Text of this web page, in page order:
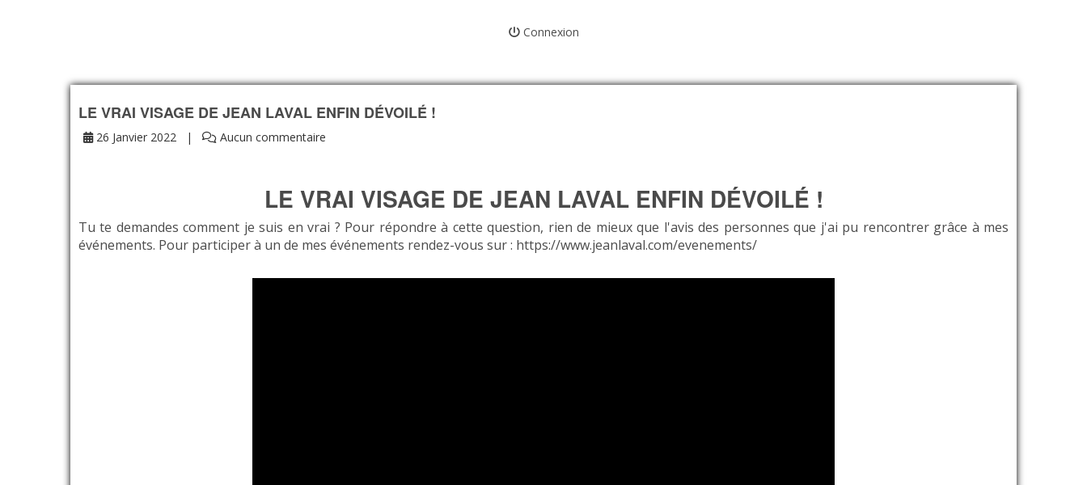
Connexion
LE VRAI VISAGE DE JEAN LAVAL ENFIN DÉVOILÉ !
26 Janvier 2022 Aucun commentaire
LE VRAI VISAGE DE JEAN LAVAL ENFIN DÉVOILÉ !
Tu te demandes comment je suis en vrai ? Pour répondre à cette question, rien de mieux que l'avis des personnes que j'ai pu rencontrer grâce à mes
événements. Pour participer à un de mes événements rendez-vous sur : https://www.jeanlaval.com/evenements/